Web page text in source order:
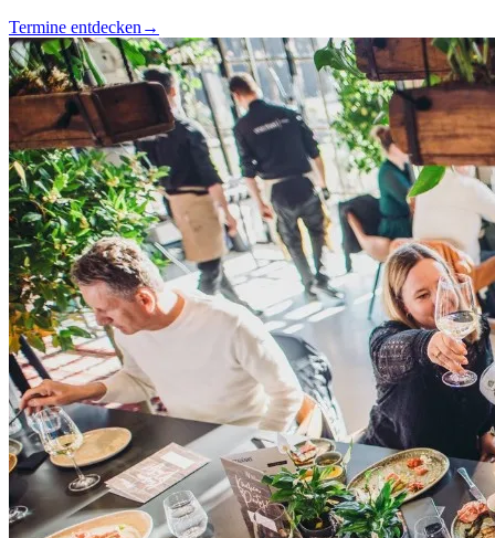
Termine entdecken →